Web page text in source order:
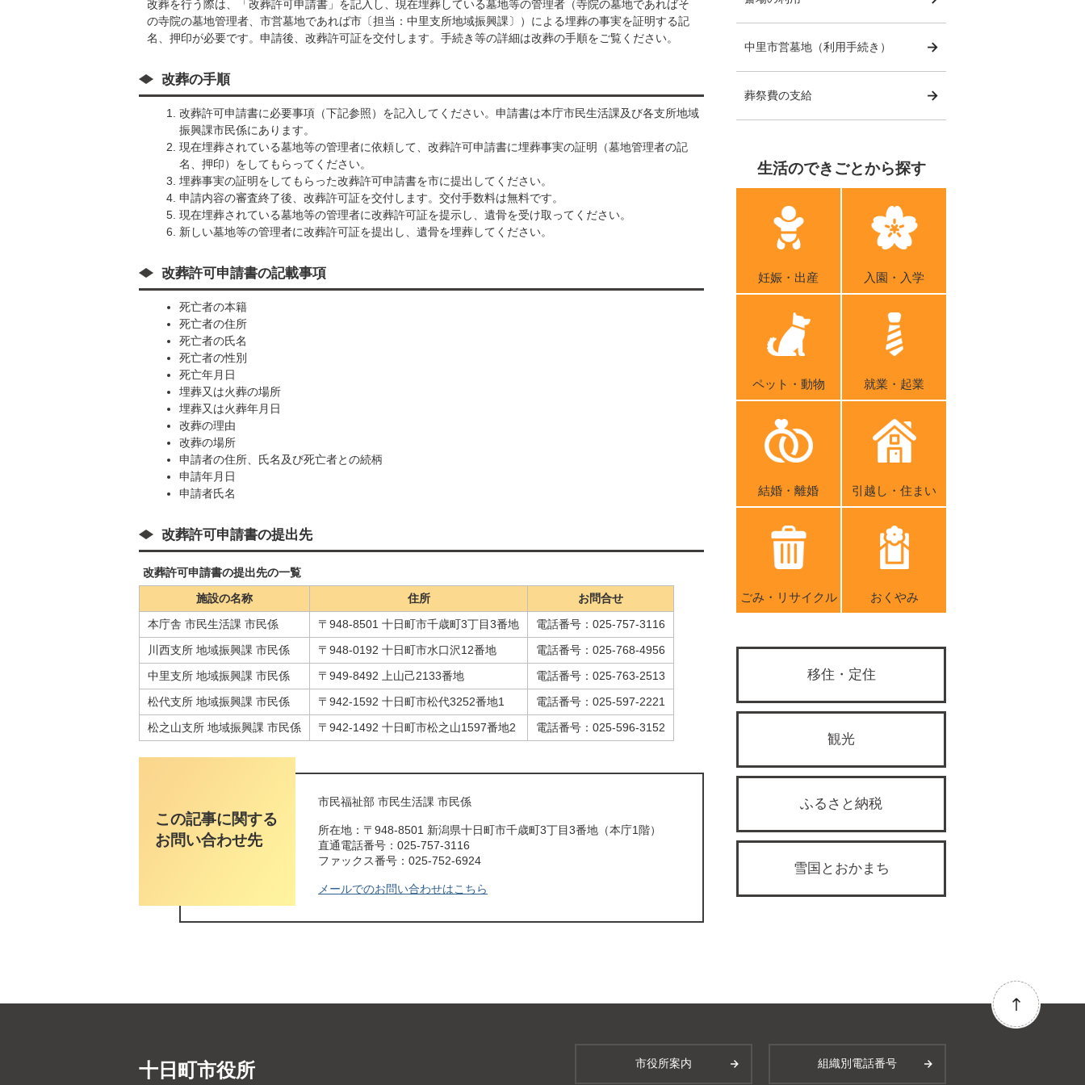
改葬を行う際は、「改葬許可申請書」を記入し、現在埋葬している墓地等の管理者（寺院の墓地であればそ
の寺院の墓地管理者、市営墓地であれば市〔担当：中里支所地域振興課〕）による埋葬の事実を証明する記
名、押印が必要です。申請後、改葬許可証を交付します。手続き等の詳細は改葬の手順をご覧ください。
改葬の手順
改葬許可申請書に必要事項（下記参照）を記入してください。申請書は本庁市民生活課及び各支所地域
振興課市民係にあります。
現在埋葬されている墓地等の管理者に依頼して、改葬許可申請書に埋葬事実の証明（墓地管理者の記
名、押印）をしてもらってください。
埋葬事実の証明をしてもらった改葬許可申請書を市に提出してください。
申請内容の審査終了後、改葬許可証を交付します。交付手数料は無料です。
現在埋葬されている墓地等の管理者に改葬許可証を提示し、遺骨を受け取ってください。
新しい墓地等の管理者に改葬許可証を提出し、遺骨を埋葬してください。
改葬許可申請書の記載事項
死亡者の本籍
死亡者の住所
死亡者の氏名
死亡者の性別
死亡年月日
埋葬又は火葬の場所
埋葬又は火葬年月日
改葬の理由
改葬の場所
申請者の住所、氏名及び死亡者との続柄
申請年月日
申請者氏名
改葬許可申請書の提出先
改葬許可申請書の提出先の一覧
施設の名称
住所
お問合せ
本庁舎 市民生活課 市民係
〒948-8501 十日町市千歳町3丁目3番地
電話番号：025-757-3116
川西支所 地域振興課 市民係
〒948-0192 十日町市水口沢12番地
電話番号：025-768-4956
中里支所 地域振興課 市民係
〒949-8492 上山己2133番地
電話番号：025-763-2513
松代支所 地域振興課 市民係
〒942-1592 十日町市松代3252番地1
電話番号：025-597-2221
松之山支所 地域振興課 市民係
〒942-1492 十日町市松之山1597番地2 電話番号：025-596-3152
この記事に関する
お問い合わせ先
市民福祉部 市民生活課 市民係
所在地：〒948-8501 新潟県十日町市千歳町3丁目3番地（本庁1階）
直通電話番号：025-757-3116
ファックス番号：025-752-6924
メールでのお問い合わせはこちら
中里市営墓地（利用手続き）
葬祭費の支給
生活のできごとから探す
妊娠・出産 入園・入学
ペット・動物 就業・起業
結婚・離婚 引越し・住まい
ごみ・リサイクル おくやみ
移住・定住
観光
ふるさと納税
雪国とおかまち
十日町市役所 市役所案内 組織別電話番号